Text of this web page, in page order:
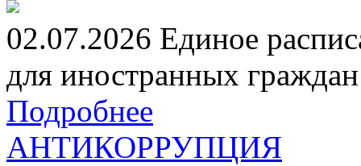
02.07.2026 Единое
для иностранных
Подробнее
АНТИКОРРУПЦИЯ